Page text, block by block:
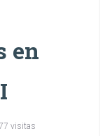
en
visitas